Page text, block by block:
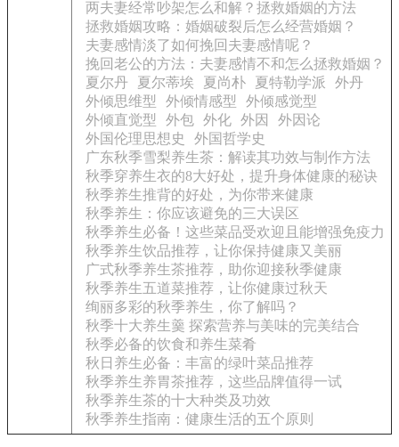
两夫妻经常吵架怎么和解？拯救婚姻的方法
拯救婚姻攻略：婚姻破裂后怎么经营婚姻？
夫妻感情淡了如何挽回夫妻感情呢？
挽回老公的方法：夫妻感情不和怎么拯救婚姻？
夏尔丹
夏尔蒂埃 夏尚朴 夏特勒学派
外丹
外倾思维型
外倾情感型
外倾感觉型
外倾直觉型
外包 外化 外因
外因论
外国伦理思想史
外国哲学史
广东秋季雪梨养生茶：解读其功效与制作方法
秋季穿养生衣的8大好处，提升身体健康的秘诀
秋季养生推背的好处，为你带来健康
秋季养生：你应该避免的三大误区
秋季养生必备！这些菜品受欢迎且能增强免疫力
秋季养生饮品推荐，让你保持健康又美丽
广式秋季养生茶推荐，助你迎接秋季健康
秋季养生五道菜推荐，让你健康过秋天
绚丽多彩的秋季养生，你了解吗？
秋季十大养生羹 探索营养与美味的完美结合
秋季必备的饮食和养生菜肴
秋日养生必备：丰富的绿叶菜品推荐
秋季养生养胃茶推荐，这些品牌值得一试
秋季养生茶的十大种类及功效
秋季养生指南：健康生活的五个原则